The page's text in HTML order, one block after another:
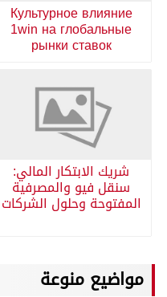
Культурное влияние
1win на глобальные
рынки ставок
شريك الابتكار المالي:
سنقل فيو والمصرفية
المفتوحة وحلول الشركات
مواضيع منوعة